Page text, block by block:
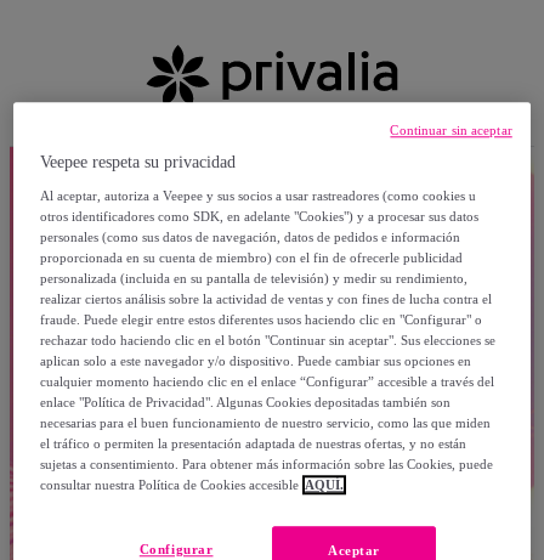
Veepee respeta su privacidad
Al aceptar, autoriza a Veepee y sus socios a usar rastreadores (como cookies u
otros identificadores como SDK, en adelante "Cookies") y a procesar sus datos
personales (como sus datos de navegación, datos de pedidos e información
proporcionada en su cuenta de miembro) con el fin de ofrecerle publicidad
personalizada (incluida en su pantalla de televisión) y medir su rendimiento,
realizar ciertos análisis sobre la actividad de ventas y con fines de lucha contra el
fraude. Puede elegir entre estos diferentes usos haciendo clic en "Configurar" o
rechazar todo haciendo clic en el botón "Continuar sin aceptar". Sus elecciones se
aplican solo a este navegador y/o dispositivo. Puede cambiar sus opciones en
cualquier momento haciendo clic en el enlace “Configurar” accesible a través del
enlace "Política de Privacidad". Algunas Cookies depositadas también son
necesarias para el buen funcionamiento de nuestro servicio, como las que miden
el tráfico o permiten la presentación adaptada de nuestras ofertas, y no están
sujetas a consentimiento. Para obtener más información sobre las Cookies, puede
consultar nuestra Política de Cookies accesible AQUÍ.
Aceptar
Configurar
Continuar sin aceptar